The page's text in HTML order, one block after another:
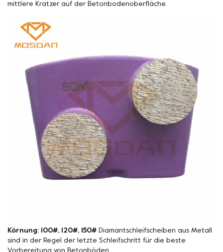
mittlere Kratzer auf der Betonbodenoberfläche.
Körnung: 100#, 120#, 150#
Diamantschleifscheiben aus Metall
sind in der Regel der letzte Schleifschritt für die beste
Vorbereitung von Betonböden.